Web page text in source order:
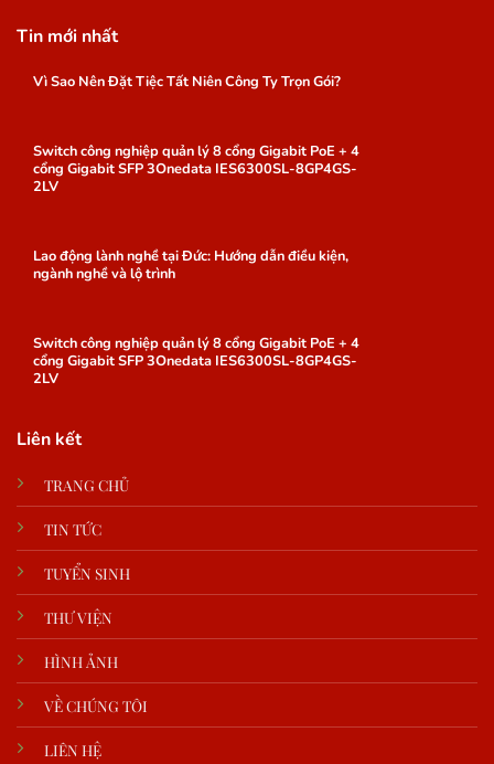
Tin mới nhất
Vì Sao Nên Đặt Tiệc Tất Niên Công Ty Trọn Gói?
Switch công nghiệp quản lý 8 cổng Gigabit PoE + 4
cổng Gigabit SFP 3Onedata IES6300SL-8GP4GS-
2LV
Lao động lành nghề tại Đức: Hướng dẫn điều kiện,
ngành nghề và lộ trình
Switch công nghiệp quản lý 8 cổng Gigabit PoE + 4
cổng Gigabit SFP 3Onedata IES6300SL-8GP4GS-
2LV
Liên kết
TRANG CHỦ
TIN TỨC
TUYỂN SINH
THƯ VIỆN
HÌNH ẢNH
VỀ CHÚNG TÔI
LIÊN HỆ